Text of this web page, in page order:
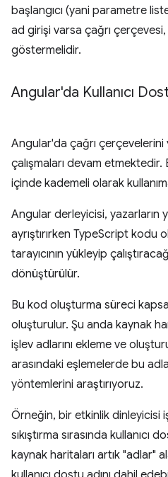
başlangıcı (yani parametre
ad girişi varsa çağrı çerçevesi,
göstermelidir.
Angular'da Kullanıcı
Angular'da çağrı çerçevelerini
çalışmaları devam
içinde kademeli olarak
Angular derleyicisi, yazarların
ayrıştırırken TypeScript kodu
tarayıcının yükleyip
dönüştürülür.
Bu kod oluşturma süreci
oluşturulur. Şu anda kaynak
işlev adlarını ekleme ve
arasındaki eşlemelerde bu
yöntemlerini araştırıyoruz.
Örneğin, bir etkinlik dinleyicisi
sıkıştırma sırasında kullanıcı
kaynak haritaları artık "adlar"